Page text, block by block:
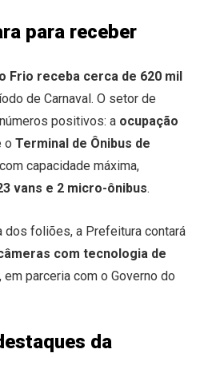
para receber
Frio receba cerca de 620 mil
de Carnaval. O setor de
positivos: a ocupação
o Terminal de Ônibus de
capacidade máxima,
vans e 2 micro-ônibus.
dos foliões, a Prefeitura contará
com tecnologia de
, em parceria com o Governo do
da